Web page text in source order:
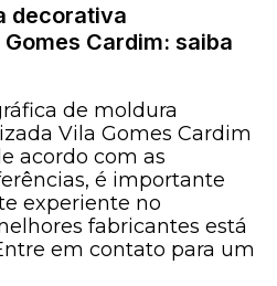
decorativa
Cardim: saiba
de moldura
Vila Gomes Cardim
acordo com as
é importante
experiente no
fabricantes está
em contato para um